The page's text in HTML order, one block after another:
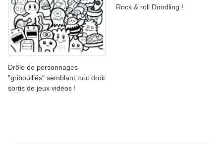
Drôle de personnages
"gribouillés" semblant tout droit
sortis de jeux vidéos !
Rock & roll Doodling !